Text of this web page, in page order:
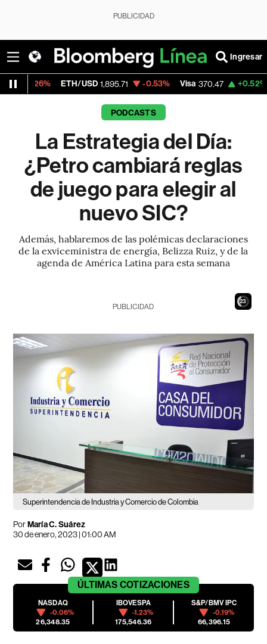
PUBLICIDAD
Ingresar
ETH/USD 1,895.71 -0.53% Visa 370.47 +0.52%
PODCASTS
La Estrategia del Día:
¿Petro cambiará reglas
de juego para elegir al
nuevo SIC?
Además, hablaremos de las polémicas declaraciones
de la exviceministra de energía, Belizza Ruiz, y de la
agenda de América Latina para esta semana
21
PUBLICIDAD
Superintendencia de Industria y Comercio de Colombia
PorMaría C. Suárez
30 de enero, 2023 | 01:00 AM
ÚLTIMAS COTIZACIONES
NASDAQ
-0.06%
26,348.35
IBOVESPA
-1.23%
175,546.36
S&P/BMV IPC
-0.19%
66,396.15